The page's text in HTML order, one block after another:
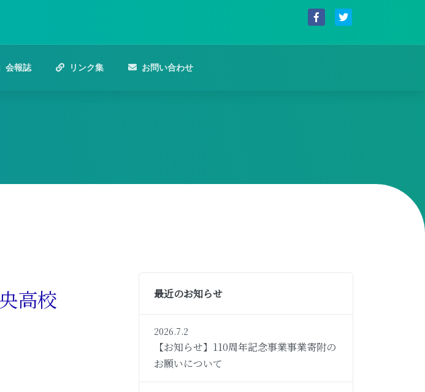
会報誌 リンク集 お問い合わせ
高校
最近のお知らせ
2026.7.2
【お知らせ】110周年記念事業事業寄附の
お願いについて